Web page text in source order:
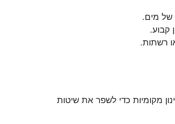
של מים.
קבוע.
רשתות.
מקומיות כדי לשפר את שיטות